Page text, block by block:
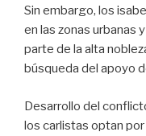
Sin embargo, los
en las zonas urbanas
parte de la alta
búsqueda del apoyo
Desarrollo del
los carlistas optan